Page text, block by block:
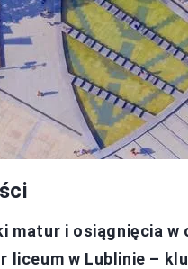
matur i osiągnięcia
liceum w Lublinie –